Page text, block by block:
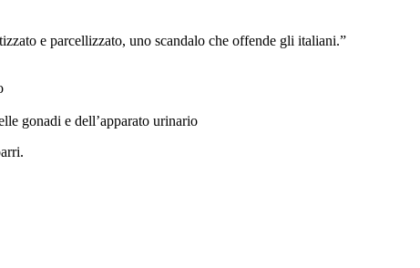
e parcellizzato, uno scandalo che offende gli italiani.”
gonadi e dell’apparato urinario